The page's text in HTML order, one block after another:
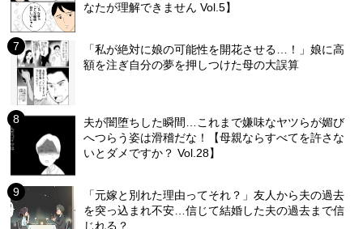
なたが理解できません Vol.5】
「私が絶対に娘の可能性を開花させる…！」娘に高
額を注ぎ自分の夢を押しつけた母の大誤算
夫が闇堕ちした瞬間…これまで嫌味なヤツらが媚び
へつらう姿は滑稽だな！【母親ならすべてを許さな
いとダメですか？ Vol.28】
「元嫁と別れた理由ってそれ？」友人から夫の過去
を突っ込まれ不安…信じて結婚した夫の過去まで信
じれる？